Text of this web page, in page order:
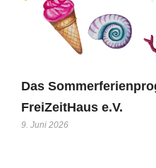
Das
FreiZeitHaus e.V.
9. Juni 2026